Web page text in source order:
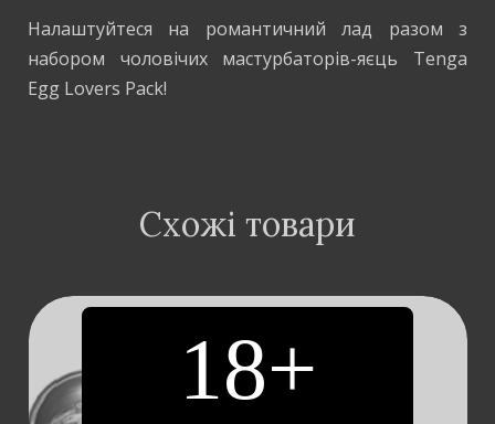
Налаштуйтеся на романтичний лад разом з
набором чоловічих мастурбаторів-яєць Tenga
Egg Lovers Pack!
Схожі товари
18+